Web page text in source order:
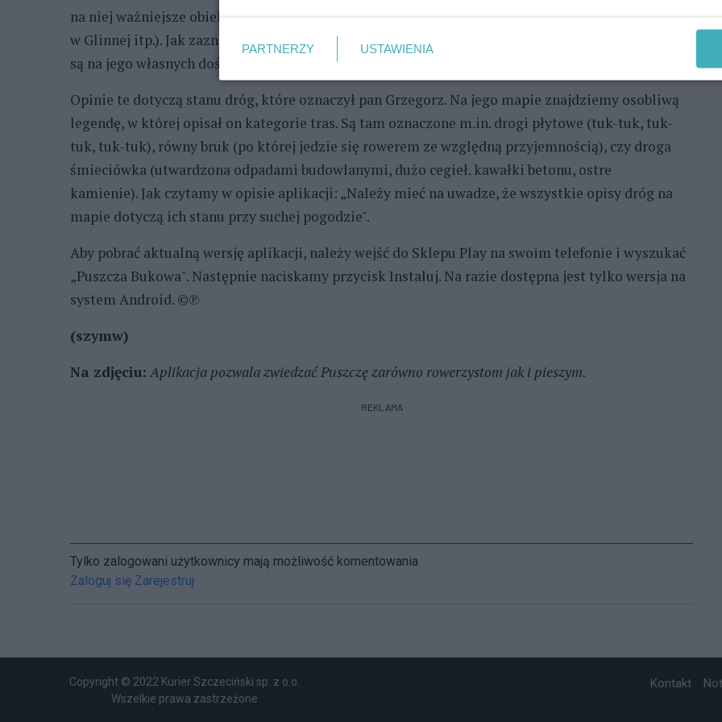
na niej ważniejsze obiekty, punkty orientacyjne (m.in. kościół w Chlebowie, park dendrologiczny
w Glinnej itp.). Jak zaznacza autor, dobór zaznaczonych miejsc jest subiektywny, a opinie oparte
są na jego własnych doświadczeniach i zainteresowaniach.
Opinie te dotyczą stanu dróg, które oznaczył pan Grzegorz. Na jego mapie znajdziemy osobliwą
legendę, w której opisał on kategorie tras. Są tam oznaczone m.in. drogi płytowe (tuk-tuk, tuk-
tuk, tuk-tuk), równy bruk (po której jedzie się rowerem ze względną przyjemnością), czy droga
śmieciówka (utwardzona odpadami budowlanymi, dużo cegieł. kawałki betonu, ostre
kamienie). Jak czytamy w opisie aplikacji: „Należy mieć na uwadze, że wszystkie opisy dróg na
mapie dotyczą ich stanu przy suchej pogodzie".
Aby pobrać aktualną wersję aplikacji, należy wejść do Sklepu Play na swoim telefonie i wyszukać
„Puszcza Bukowa". Następnie naciskamy przycisk Instaluj. Na razie dostępna jest tylko wersja na
system Android. ©℗
(szymw)
Na zdjęciu: Aplikacja pozwala zwiedzać Puszczę zarówno rowerzystom jak i pieszym.
REKLAMA
Tylko zalogowani użytkownicy mają możliwość komentowania
Zaloguj się Zarejestruj
Copyright © 2022 Kurier Szczeciński sp. z o.o.
Wszelkie prawa zastrzeżone
Kontakt
PARTNERZY USTAWIENIA